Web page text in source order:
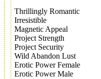
Thrillingly Romantic
Irresistible
Magnetic Appeal
Project Strength
Project Security
Wild Abandon Lust
Erotic Power Female
Erotic Power Male